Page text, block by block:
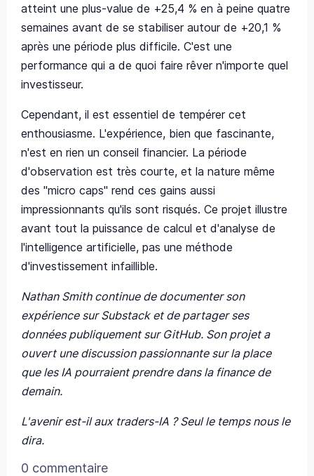
atteint une plus-value de +25,4 % en à peine quatre
semaines avant de se stabiliser autour de +20,1 %
après une période plus difficile. C'est une
performance qui a de quoi faire rêver n'importe quel
investisseur.
Cependant, il est essentiel de tempérer cet
enthousiasme. L'expérience, bien que fascinante,
n'est en rien un conseil financier. La période
d'observation est très courte, et la nature même
des "micro caps" rend ces gains aussi
impressionnants qu'ils sont risqués. Ce projet illustre
avant tout la puissance de calcul et d'analyse de
l'intelligence artificielle, pas une méthode
d'investissement infaillible.
Nathan Smith continue de documenter son
expérience sur Substack et de partager ses
données publiquement sur GitHub. Son projet a
ouvert une discussion passionnante sur la place
que les IA pourraient prendre dans la finance de
demain.
L'avenir est-il aux traders-IA ? Seul le temps nous le
dira.
0 commentaire